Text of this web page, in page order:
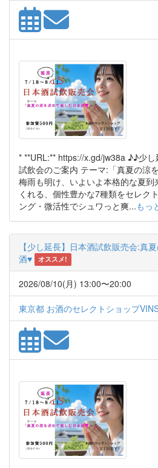
* **URL:** https://x.gd/jw38a ♪♪少
試飲会のご案内 テーマ:「真夏の涼
梅雨も明け、いよいよ本格的な夏
くれる、個性豊かな7種類をセレク
ング・微活性でシュワっと爽...もっ
【少し延長】日本酒試飲販売会:真
酒♥
オススメ!
2026/08/10(月) 13:00〜20:00
東京都 お酒のセレクトショップ